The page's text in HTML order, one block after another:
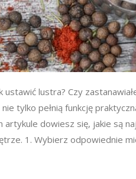
ustawić lustra? Czy
tylko pełnią funkcję
artykule dowiesz się, jakie są
1. Wybierz odpowiednie